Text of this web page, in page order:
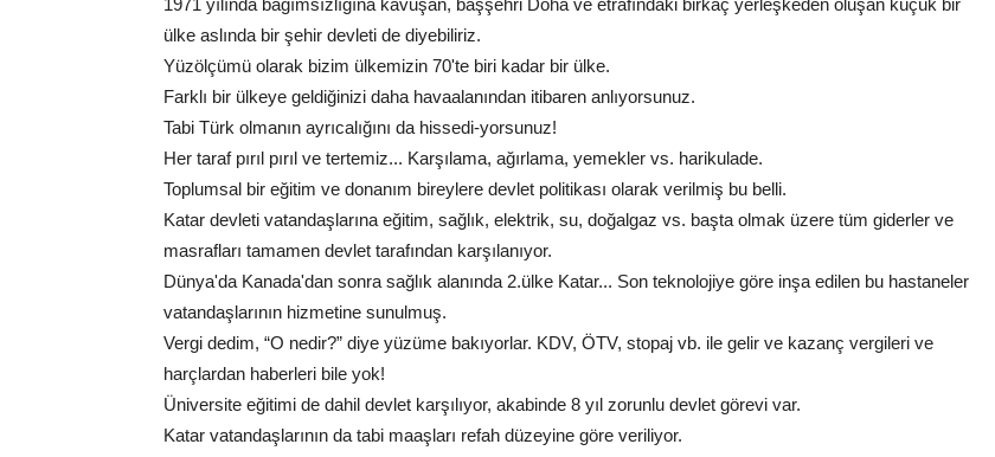
1971 yılında bağımsızlığına kavuşan, başşehri Doha ve etrafındaki birkaç yerleşkeden oluşan küçük bir
ülke aslında bir şehir devleti de diyebiliriz.
Yüzölçümü olarak bizim ülkemizin 70'te biri kadar bir ülke.
Farklı bir ülkeye geldiğinizi daha havaalanından itibaren anlıyorsunuz.
Tabi Türk olmanın ayrıcalığını da hissedi-yorsunuz!
Her taraf pırıl pırıl ve tertemiz... Karşılama, ağırlama, yemekler vs. harikulade.
Toplumsal bir eğitim ve donanım bireylere devlet politikası olarak verilmiş bu belli.
Katar devleti vatandaşlarına eğitim, sağlık, elektrik, su, doğalgaz vs. başta olmak üzere tüm giderler ve
masrafları tamamen devlet tarafından karşılanıyor.
Dünya'da Kanada'dan sonra sağlık alanında 2.ülke Katar... Son teknolojiye göre inşa edilen bu hastaneler
vatandaşlarının hizmetine sunulmuş.
Vergi dedim, “O nedir?” diye yüzüme bakıyorlar. KDV, ÖTV, stopaj vb. ile gelir ve kazanç vergileri ve
harçlardan haberleri bile yok!
Üniversite eğitimi de dahil devlet karşılıyor, akabinde 8 yıl zorunlu devlet görevi var.
Katar vatandaşlarının da tabi maaşları refah düzeyine göre veriliyor.